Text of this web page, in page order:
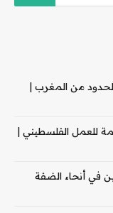
الحدود من المغرب |
للعمل الفلسطيني |
في أنحاء الضفة